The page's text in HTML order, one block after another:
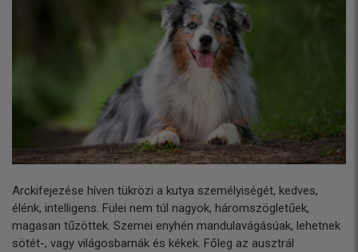
Arckifejezése híven tükrözi a kutya személyiségét, kedves,
élénk, intelligens. Fülei nem túl nagyok, háromszögletűek,
magasan tűzöttek. Szemei enyhén mandulavágásúak, lehetnek
sötét-, vagy világosbarnák és kékek. Főleg az ausztrál